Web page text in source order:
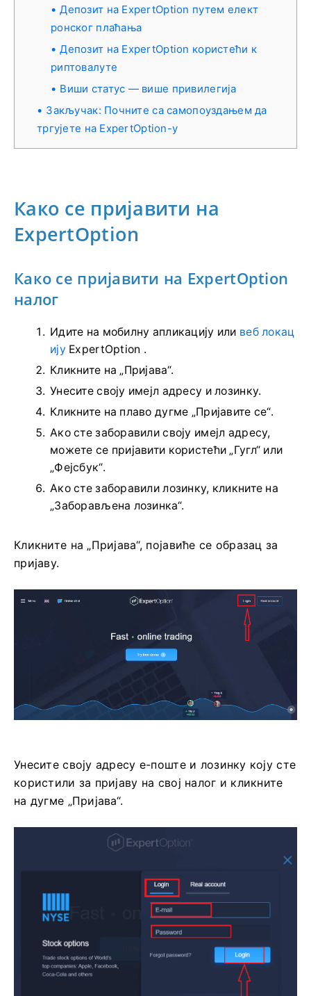
Депозит на ExpertOption путем елект
ронског плаћања
Депозит на ExpertOption користећи к
риптовалуте
Виши статус — више привилегија
Закључак: Почните са самопоуздањем да
тргујете на ExpertOption-у
Како се пријавити на
ExpertOption
Како се пријавити на ExpertOption
налог
Идите на мобилну апликацију или веб локац
ију ExpertOption .
Кликните на „Пријава“.
Унесите своју имејл адресу и лозинку.
Кликните на плаво дугме „Пријавите се“.
Ако сте заборавили своју имејл адресу,
можете се пријавити користећи „Гугл“ или
„Фејсбук“.
Ако сте заборавили лозинку, кликните на
„Заборављена лозинка“.
Кликните на „Пријава“, појавиће се образац за
пријаву.
Унесите своју адресу е-поште и лозинку коју сте
користили за пријаву на свој налог и кликните
на дугме „Пријава“.